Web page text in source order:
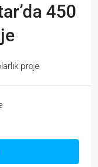
450
proje